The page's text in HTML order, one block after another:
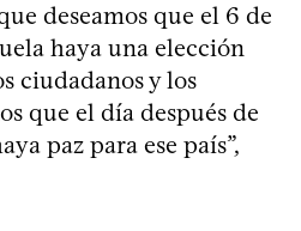
deseamos que el 6 de
haya una elección
ciudadanos y los
que el día después de
paz para ese país”,